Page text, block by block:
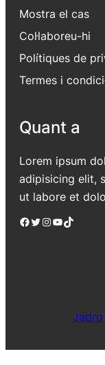
Mostra el cas
Col·laboreu-hi
Polítiques de
Termes i
Quant a
Lorem ipsum
adipisicing elit,
ut labore et
Facebook Twitter Instagram YouTube TikTok
Jadro